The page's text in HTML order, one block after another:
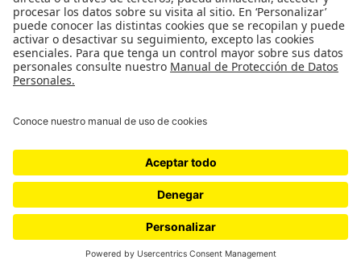
como condición que se eliminara para poder
avanzar. Y así fue como se truncó la posibilidad de
que las entidades religiosas rindieran cuentas al
Estado y que los predicadores materialistas
entraran en cintura.
“Quedan otros caminos, como profundizar en un
requisitos para que el Estado otorgue personería
jurídica especial a la entidades religiosas, que las
declaraciones de ingresos y bienes de las iglesias
ante la DIAN sean públicas y que paguen
impuestos sobre lo que ganan por fuera de las
actividades del culto”, advierte lMiranda.